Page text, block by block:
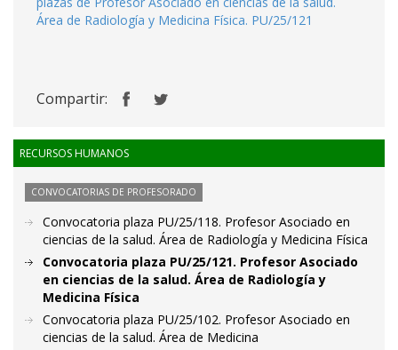
Área de Radiología y Medicina Física. PU/25/121
Compartir:
RECURSOS HUMANOS
CONVOCATORIAS DE PROFESORADO
Convocatoria plaza PU/25/118. Profesor Asociado en
ciencias de la salud. Área de Radiología y Medicina Física
Convocatoria plaza PU/25/121. Profesor Asociado
en ciencias de la salud. Área de Radiología y
Medicina Física
Convocatoria plaza PU/25/102. Profesor Asociado en
ciencias de la salud. Área de Medicina